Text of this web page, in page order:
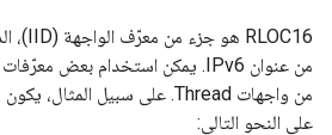
على النحو التالي: